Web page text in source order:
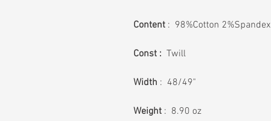
Content : 98%Cotton 2%Spandex
Const : Twill
Width : 48/49"
Weight : 8.90 oz